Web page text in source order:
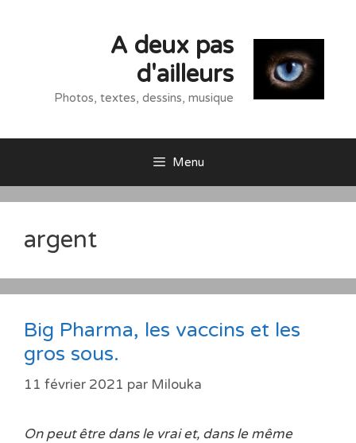
A deux pas
d'ailleurs
Photos, textes, dessins, musique
Menu
argent
Big Pharma, les vaccins et les
gros sous.
11 février 2021 par Milouka
On peut être dans le vrai et, dans le même